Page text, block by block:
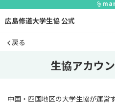
広島修道大学生協 公式
戻る
生協アカウ
中国・四国地区の大学生協が運営